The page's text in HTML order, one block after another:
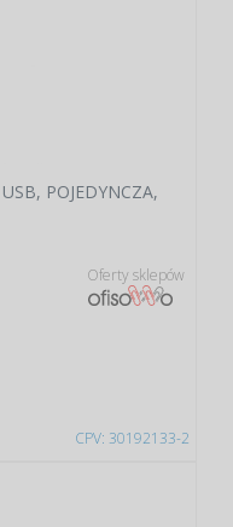
CPV: 30192133-2
POJEDYNCZA,
Oferty sklepów